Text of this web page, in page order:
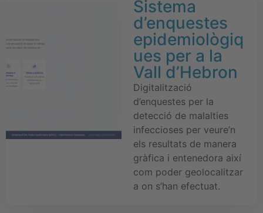
Sistema
d’enquestes
epidemiològiq
ues per a la
Vall d’Hebron
Digitalització
d’enquestes per la
detecció de malalties
infeccioses per veure’n
els resultats de manera
gràfica i entenedora així
com poder geolocalitzar
a on s’han efectuat.